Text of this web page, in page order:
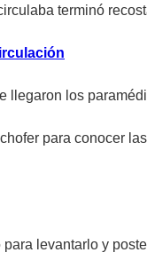
terminó
los
para conocer
levantarlo y